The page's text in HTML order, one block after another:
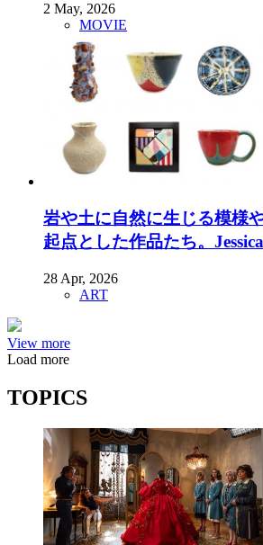
2 May, 2026
MOVIE
岩や土に自然に生じる模様
起点とした作品たち。
28 Apr, 2026
ART
View more
Load more
TOPICS